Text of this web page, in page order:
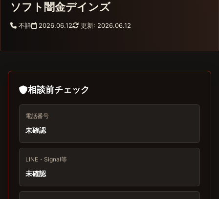
ソフト闇金デインズ
不詳 2026.06.12 更新: 2026.06.12
相談前チェック
電話番号
未確認
LINE・Signal等
未確認